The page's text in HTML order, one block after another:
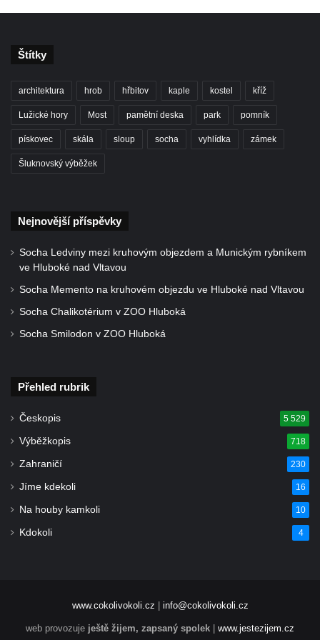
Štítky
architektura hrob hřbitov kaple kostel kříž
Lužické hory Most pamětní deska park pomník
pískovec skála sloup socha vyhlídka zámek
Šluknovský výběžek
Nejnovější příspěvky
Socha Ledviny mezi kruhovým objezdem a Munickým rybníkem
ve Hluboké nad Vltavou
Socha Memento na kruhovém objezdu ve Hluboké nad Vltavou
Socha Chalikotérium v ZOO Hluboká
Socha Smilodon v ZOO Hluboká
Přehled rubrik
Českopis 5 529
Výběžkopis 718
Zahraničí 230
Jíme kdekoli 16
Na houby kamkoli 10
Kdokoli 4
www.cokolivokoli.cz info@cokolivokoli.cz
web provozuje ještě žijem, zapsaný spolek www.jestezijem.cz